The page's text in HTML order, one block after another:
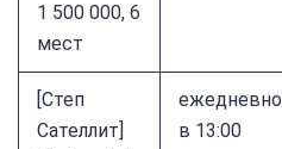
1 500 000, 6
мест
[Степ
Cателлит]
ежедневно
в 13:00